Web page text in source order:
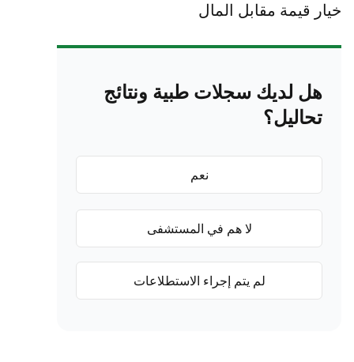
خيار قيمة مقابل المال
هل لديك سجلات طبية ونتائج
تحاليل؟
نعم
لا هم في المستشفى
لم يتم إجراء الاستطلاعات